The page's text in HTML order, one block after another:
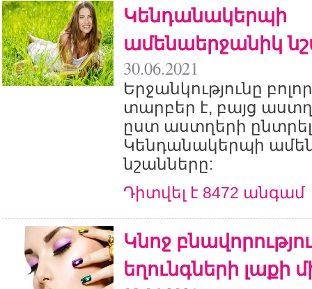
Կենդանակերպի
ամենաերջանիկ
30.06.2021
Երջանկությունը
տարբեր է, բայց
ըստ աստղերի
Կենդանակերպի
նշանները:
Դիտվել է 8472 անգամ
Կնոջ
եղունգների լաքի